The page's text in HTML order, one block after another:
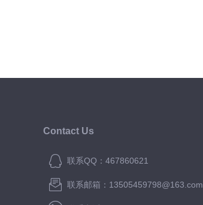
Contact Us
联系QQ：467860621
联系邮箱：13505459798@163.com